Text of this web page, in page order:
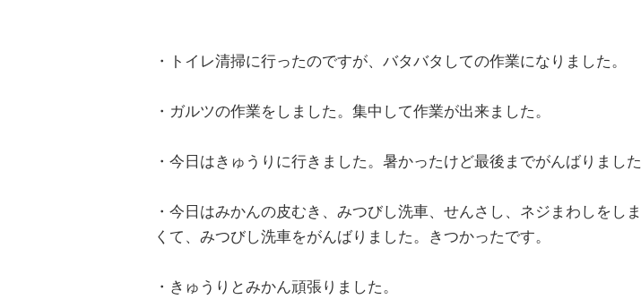
・トイレ清掃に行ったのですが、バタバタしての作業になりました。
・ガルツの作業をしました。集中して作業が出来ました。
・今日はきゅうりに行きました。暑かったけど最後までがんばりました
・今日はみかんの皮むき、みつびし洗車、せんさし、ネジまわしをし
くて、みつびし洗車をがんばりました。きつかったです。
・きゅうりとみかん頑張りました。